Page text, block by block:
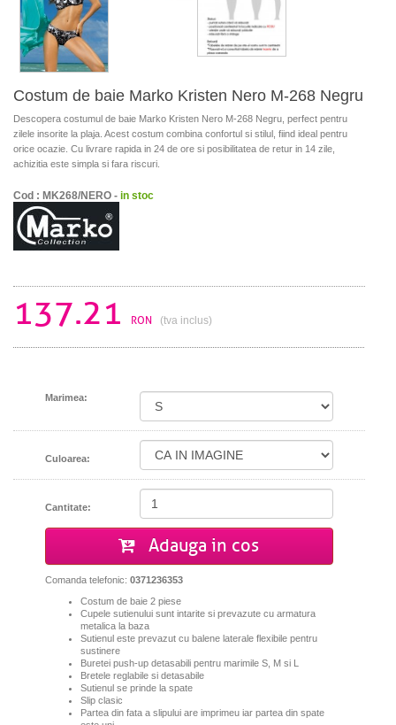
Costum de baie Marko Kristen Nero M-268 Negru
Descopera costumul de baie Marko Kristen Nero M-268 Negru, perfect pentru
zilele insorite la plaja. Acest costum combina confortul si stilul, fiind ideal pentru
orice ocazie. Cu livrare rapida in 24 de ore si posibilitatea de retur in 14 zile,
achizitia este simpla si fara riscuri.
Cod : MK268/NERO - in stoc
137.21 RON (tva inclus)
Marimea:
Culoarea:
Cantitate:
Adauga in cos
Comanda telefonic: 0371236353
Costum de baie 2 piese
Cupele sutienului sunt intarite si prevazute cu armatura
metalica la baza
Sutienul este prevazut cu balene laterale flexibile pentru
sustinere
Buretei push-up detasabili pentru marimile S, M si L
Bretele reglabile si detasabile
Sutienul se prinde la spate
Slip clasic
Partea din fata a slipului are imprimeu iar partea din spate